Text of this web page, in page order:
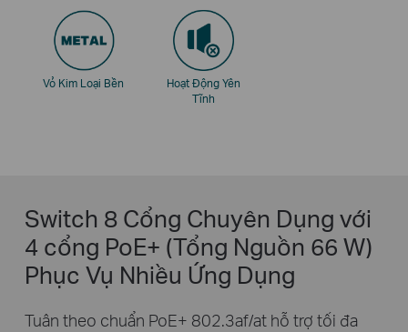
Vỏ Kim Loại Bền
Hoạt Động Yên
Tĩnh
Switch 8 Cổng Chuyên Dụng với
4 cổng PoE+ (Tổng Nguồn 66 W)
Phục Vụ Nhiều Ứng Dụng
Tuân theo chuẩn PoE+ 802.3af/at hỗ trợ tối đa